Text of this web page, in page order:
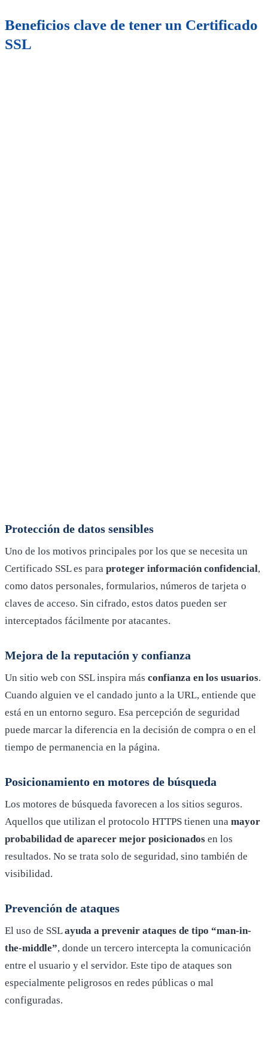
Beneficios clave de tener un Certificado
SSL
Protección de datos sensibles
Uno de los motivos principales por los que se necesita un
Certificado SSL es para proteger información confidencial,
como datos personales, formularios, números de tarjeta o
claves de acceso. Sin cifrado, estos datos pueden ser
interceptados fácilmente por atacantes.
Mejora de la reputación y confianza
Un sitio web con SSL inspira más confianza en los usuarios.
Cuando alguien ve el candado junto a la URL, entiende que
está en un entorno seguro. Esa percepción de seguridad
puede marcar la diferencia en la decisión de compra o en el
tiempo de permanencia en la página.
Posicionamiento en motores de búsqueda
Los motores de búsqueda favorecen a los sitios seguros.
Aquellos que utilizan el protocolo HTTPS tienen una mayor
probabilidad de aparecer mejor posicionados en los
resultados. No se trata solo de seguridad, sino también de
visibilidad.
Prevención de ataques
El uso de SSLayuda a prevenir ataques de tipo “man-in-
the-middle”, donde un tercero intercepta la comunicación
entre el usuario y el servidor. Este tipo de ataques son
especialmente peligrosos en redes públicas o mal
configuradas.